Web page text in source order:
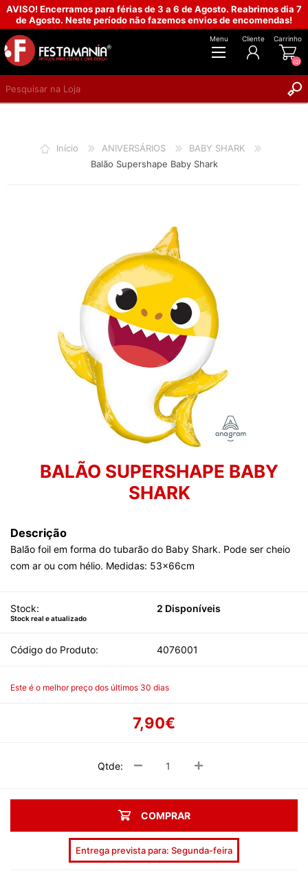
AVISO! Encerramos para férias de 3 a 6 de Agosto. Reabrimos dia 7
de Agosto. Neste período não fazemos envios de encomendas!
Menu Cliente Carrinho
(0)
Início ANIVERSÁRIOS
BABY SHARK
Balão Supershape Baby Shark
BALÃO SUPERSHAPE BABY
SHARK
Descrição
Balão foil em forma do tubarão do Baby Shark. Pode ser cheio
com ar ou com hélio. Medidas: 53x66cm
Stock: 2 Disponíveis
Stock real e atualizado
Código do Produto: 4076001
Este é o melhor preço dos últimos 30 dias
7,90€
Qtde:
COMPRAR
Entrega prevista para: Segunda-feira